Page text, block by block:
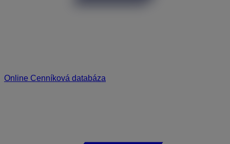
Online Cenníková databáza